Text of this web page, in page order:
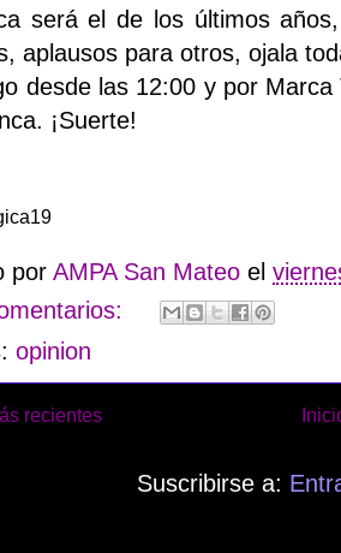
será el de los últimos
aplausos para otros, ojala
desde las 12:00 y por
¡Suerte!
por AMPA San Mateo el
opinion
recientes
Suscribirse a: